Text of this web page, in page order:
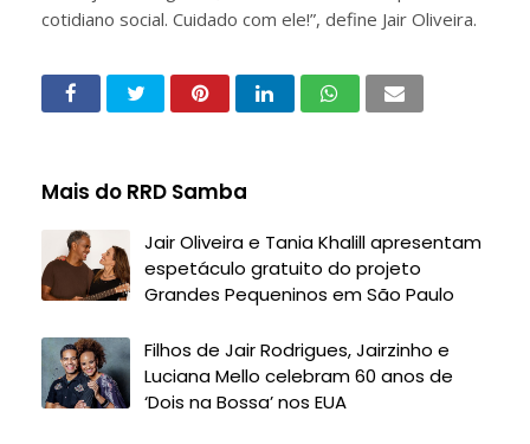
cotidiano social. Cuidado com ele!”, define Jair Oliveira.
Mais do RRD Samba
Jair Oliveira e Tania Khalill apresentam
espetáculo gratuito do projeto
Grandes Pequeninos em São Paulo
Filhos de Jair Rodrigues, Jairzinho e
Luciana Mello celebram 60 anos de
‘Dois na Bossa’ nos EUA